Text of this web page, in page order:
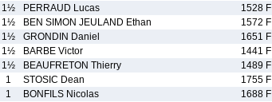
1½ PERRAUD Lucas 1528 F
1½ BEN SIMON JEULAND Ethan 1572 F
1½ GRONDIN Daniel 1651 F
1½ BARBE Victor 1441 F
1½ BEAUFRETON Thierry 1489 F
1 STOSIC Dean 1755 F
1 BONFILS Nicolas 1688 F